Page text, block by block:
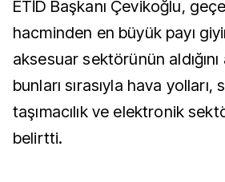
ETİD Başkanı Çevikoğlu,
hacminden en büyük payı
aksesuar sektörünün aldığını
bunları sırasıyla hava yolları,
taşımacılık ve elektronik
belirtti.